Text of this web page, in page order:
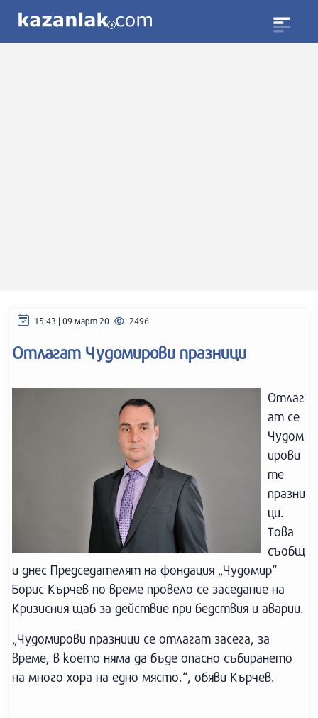
15:43 | 09 март 20 2496
Отлагат Чудомирови празници
Отлаг
ат се
Чудом
ирови
те
празни
ци.
Това
съобщ
и днес Председателят на фондация „Чудомир“
Борис Кърчев по време провело се заседание на
Кризисния щаб за действие при бедствия и аварии.
„Чудомирови празници се отлагат засега, за
време, в което няма да бъде опасно събирането
на много хора на едно място.“, обяви Кърчев.